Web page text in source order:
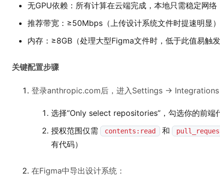
无GPU依赖：所有计算在云端完成，本地只需稳定网络
推荐带宽：≥50Mbps（上传设计系统文件时提速明显）
内存：≥8GB（处理大型Figma文件时，低于此值易触
关键配置步骤
登录anthropic.com后，进入Settings →
选择“Only select repositories”，勾选你的前端
授权范围仅需
contents:read 和
有代码）
在Figma中导出设计系统：